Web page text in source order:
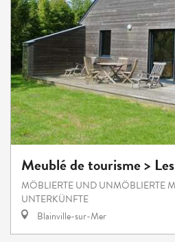
Meublé de tourisme >
MÖBLIERTE UND UNMÖBLIERTE
UNTERKÜNFTE
Blainville-sur-Mer